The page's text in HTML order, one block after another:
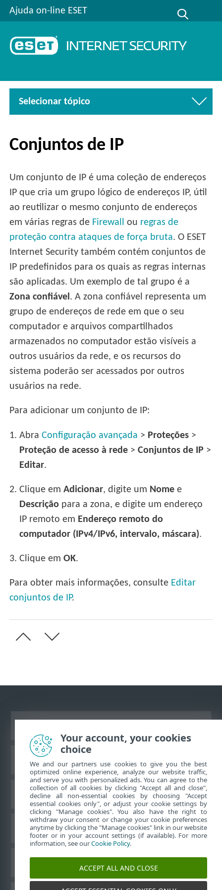
Ajuda on-line ESET
Selecionar tópico
Conjuntos de IP
Um conjunto de IP é uma coleção de endereços
IP que cria um grupo lógico de endereços IP, útil
ao reutilizar o mesmo conjunto de endereços
em várias regras de Firewall ou regras de
proteção contra ataques de força bruta. O ESET
Internet Security também contém conjuntos de
IP predefinidos para os quais as regras internas
são aplicadas. Um exemplo de tal grupo é a
Zona confiável. A zona confiável representa um
grupo de endereços de rede em que o seu
computador e arquivos compartilhados
armazenados no computador estão visíveis a
outros usuários da rede, e os recursos do
sistema poderão ser acessados por outros
usuários na rede.
Para adicionar um conjunto de IP:
1. AbraConfiguração avançada > Proteções >
Proteção de acesso à rede >Conjuntos de IP >
Editar.
2. Clique emAdicionar, digite um Nome e
Descrição para a zona, e digite um endereço
IP remoto em Endereço remoto do
computador (IPv4/IPv6, intervalo, máscara).
3. Clique emOK.
Para obter mais informações, consulte Editar
conjuntos de IP.
Base de conhecimento da ESET
Fórum ESET
Suporte regional
Your account, your cookies
choice
We and our partners use cookies to give you the best
optimized online experience, analyze our website traffic,
and serve you with personalized ads. You can agree to the
collection of all cookies by clicking "Accept all and close",
decline all non-essential cookies by choosing "Accept
essential cookies only", or adjust your cookie settings by
clicking "Manage cookies". You also have the right to
withdraw your consent or change your cookie preferences
anytime by clicking the "Manage cookies" link in our website
footer or in your account settings (if available). For more
information, see ourCookie Policy.
ACCEPT ALL AND CLOSE